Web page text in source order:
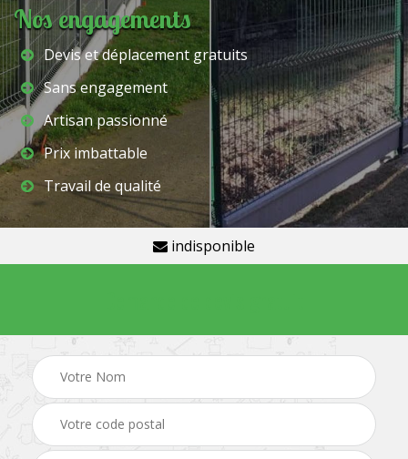
Nos engagements
Devis et déplacement gratuits
Sans engagement
Artisan passionné
Prix imbattable
Travail de qualité
indisponible